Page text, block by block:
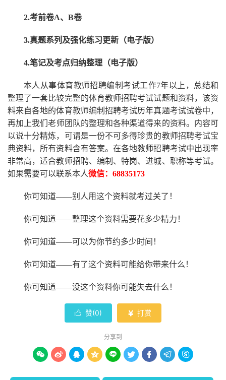
2.考前卷A、B卷
3.真题系列及强化练习更新（电子版）
4.笔记及考点归纳整理（电子版）
本人从事体育教师招聘编制考试工作7年以上，总结和
整理了一套比较完整的体育教师招聘考试试题和资料，该资
料来自各地的体育教师编制招聘考试历年真题考试试卷中，
再加上我们老师 团队的整理和各种渠道得来的资料。内容可
以说十分精炼，可谓是一份不可多得珍贵的教师招聘考试宝
典资料，所有资料含有答案。在各地教师招聘考试中出现率
非常高，适合教师招聘、编制、特岗、进城、职称等考试。
如果需要可以联系本人微信： 68835173
你可知道——别人用这个资料就考过关了！
你可知道——整理这个资料需要花多少精力 ！
你可知道——可以为你节约多少时间！
你可知道——有了这个资料可能给你带来什么！
你可知道——没这个资料你可能失去什么 ！
 赞(0)  打赏
分享到
        